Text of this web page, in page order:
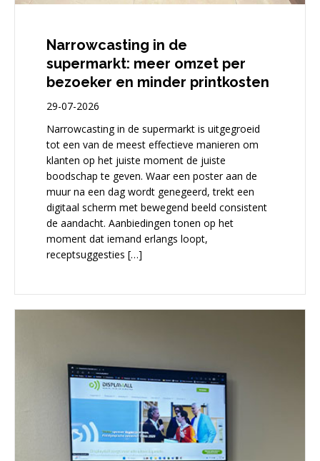
Narrowcasting in de
supermarkt: meer omzet per
bezoeker en minder printkosten
29-07-2026
Narrowcasting in de supermarkt is uitgegroeid
tot een van de meest effectieve manieren om
klanten op het juiste moment de juiste
boodschap te geven. Waar een poster aan de
muur na een dag wordt genegeerd, trekt een
digitaal scherm met bewegend beeld consistent
de aandacht. Aanbiedingen tonen op het
moment dat iemand erlangs loopt,
receptsuggesties […]